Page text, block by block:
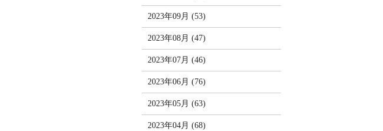
2023年09月 (53)
2023年08月 (47)
2023年07月 (46)
2023年06月 (76)
2023年05月 (63)
2023年04月 (68)